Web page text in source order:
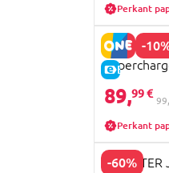
Perkant
-
E-KAINA
MONSTER
6071089
89,99 €
Perkant
-60%